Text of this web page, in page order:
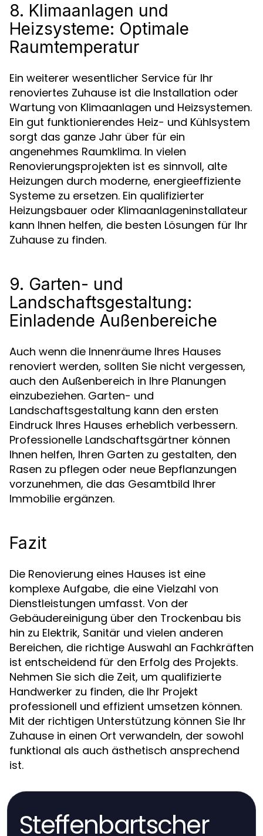
8. Klimaanlagen und
Heizsysteme: Optimale
Raumtemperatur
Ein weiterer wesentlicher Service für Ihr
renoviertes Zuhause ist die Installation oder
Wartung von Klimaanlagen und Heizsystemen.
Ein gut funktionierendes Heiz- und Kühlsystem
sorgt das ganze Jahr über für ein
angenehmes Raumklima. In vielen
Renovierungsprojekten ist es sinnvoll, alte
Heizungen durch moderne, energieeffiziente
Systeme zu ersetzen. Ein qualifizierter
Heizungsbauer oder Klimaanlageninstallateur
kann Ihnen helfen, die besten Lösungen für Ihr
Zuhause zu finden.
9. Garten- und
Landschaftsgestaltung:
Einladende Außenbereiche
Auch wenn die Innenräume Ihres Hauses
renoviert werden, sollten Sie nicht vergessen,
auch den Außenbereich in Ihre Planungen
einzubeziehen. Garten- und
Landschaftsgestaltung kann den ersten
Eindruck Ihres Hauses erheblich verbessern.
Professionelle Landschaftsgärtner können
Ihnen helfen, Ihren Garten zu gestalten, den
Rasen zu pflegen oder neue Bepflanzungen
vorzunehmen, die das Gesamtbild Ihrer
Immobilie ergänzen.
Fazit
Die Renovierung eines Hauses ist eine
komplexe Aufgabe, die eine Vielzahl von
Dienstleistungen umfasst. Von der
Gebäudereinigung über den Trockenbau bis
hin zu Elektrik, Sanitär und vielen anderen
Bereichen, die richtige Auswahl an Fachkräften
ist entscheidend für den Erfolg des Projekts.
Nehmen Sie sich die Zeit, um qualifizierte
Handwerker zu finden, die Ihr Projekt
professionell und effizient umsetzen können.
Mit der richtigen Unterstützung können Sie Ihr
Zuhause in einen Ort verwandeln, der sowohl
funktional als auch ästhetisch ansprechend
ist.
Steffenbartscher